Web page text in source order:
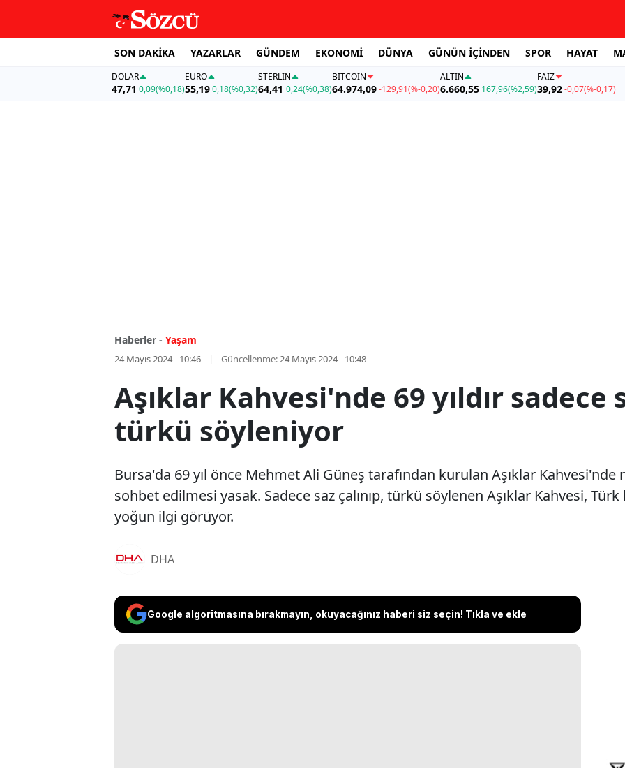
SON DAKİKA YAZARLAR GÜNDEM EKONOMİ DÜNYA GÜNÜN İÇİNDEN SPOR HAYAT
DOLAR
47,71 0,09(%0,18)
EURO
55,19 0,18(%0,32)
STERLIN
64,41 0,24(%0,38)
BITCOIN
64.974,09-129,91(%-0,20)
ALTIN
6.660,55 167,96(%2,59)
FAİZ
39,92-0,07(%-0,17)
Haberler - Yaşam
24 Mayıs 2024 - 10:46 Güncellenme:24 Mayıs 2024 - 10:48
Aşıklar Kahvesi'nde 69 yıldır sadece
türkü söyleniyor
Bursa'da 69 yıl önce Mehmet Ali Güneş tarafından kurulan Aşıklar Kahvesi'nde
sohbet edilmesi yasak. Sadece saz çalınıp, türkü söylenen Aşıklar Kahvesi,
yoğun ilgi görüyor.
DHA
Google algoritmasına bırakmayın, okuyacağınız haberi siz seçin! Tıkla ve ekle